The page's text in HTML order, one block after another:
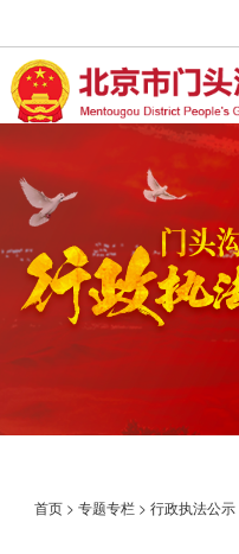
首页 >专题专栏 >行政执法公示